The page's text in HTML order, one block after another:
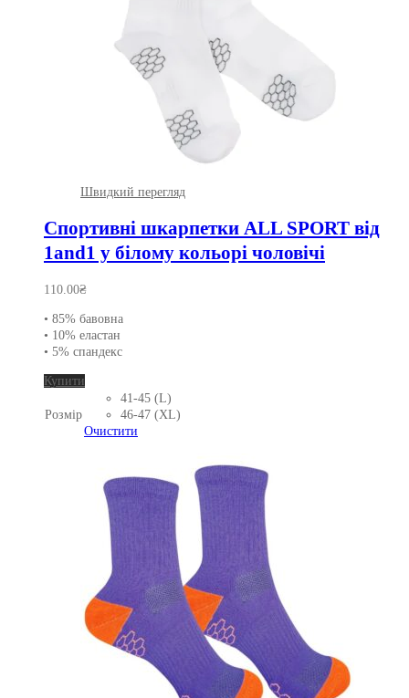
Швидкий перегляд
Спортивні шкарпетки ALL SPORT від
1and1 у білому кольорі чоловічі
110.00₴
• 85% бавовна
• 10% еластан
• 5% спандекс
Купити
товар
кілька
можна
вибрати
сторінці
товару
Розмір
41-45 (L)
46-47 (XL)
Очистити